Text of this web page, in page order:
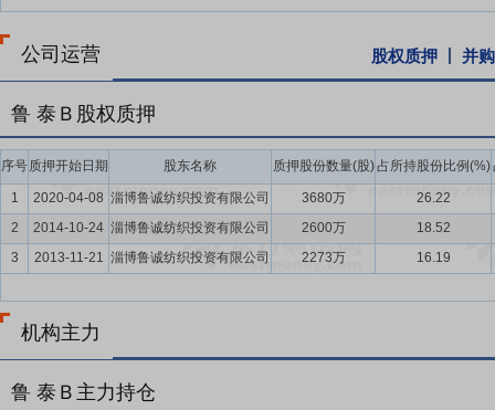
公司运营 股权质押 并
鲁 泰Ｂ股权质押
序号质押开始日期 股东名称 质押股份数量(股)占所持股份比例(%)
1 2020-04-08 淄博鲁诚纺织投资有限公司 3680万
26.22
2
2014-10-24 淄博鲁诚纺织投资有限公司 2600万
18.52
3
2013-11-21 淄博鲁诚纺织投资有限公司 2273万 16.19
机构主力
鲁 泰Ｂ主力持仓